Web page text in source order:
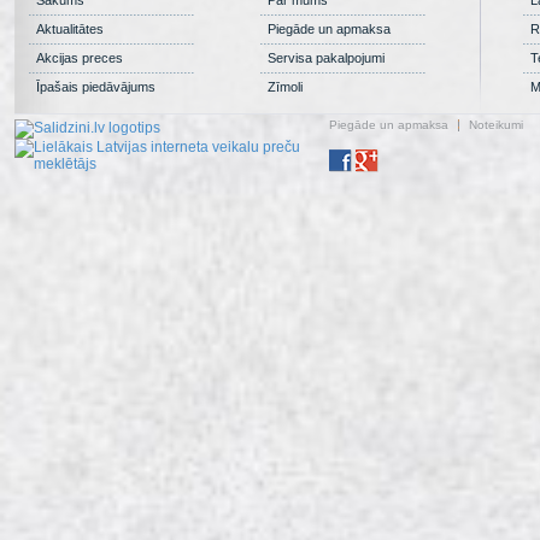
Aktualitātes
Akcijas preces
Īpašais piedāvājums
Piegāde un apmaksa
Servisa pakalpojumi
Zīmoli
Piegāde un apmaksa Noteikumi